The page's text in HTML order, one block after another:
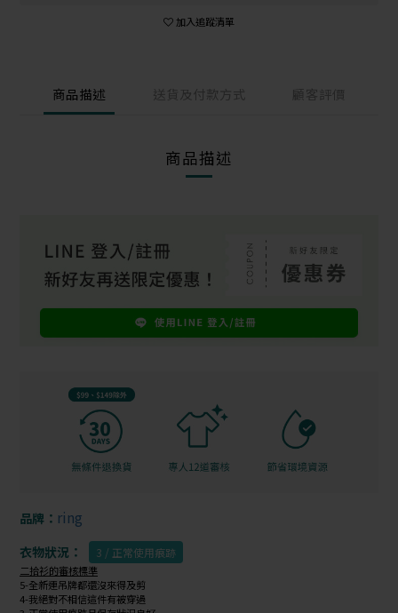
加入追蹤清單
商品描述 送貨及付款方式 顧客評價
商品描述
品牌： ring
衣物狀況： 3 / 正常使用痕跡
二拾衫的審核標準
5-全新連吊牌都還沒來得及剪
4-我絕對不相信這件有被穿過